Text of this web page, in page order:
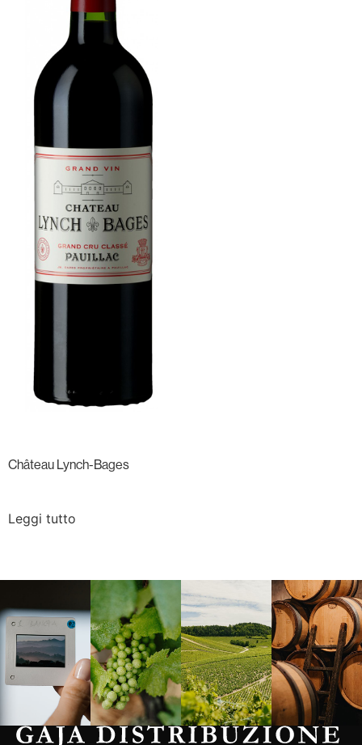
Château Lynch-Bages
Leggi tutto
Langa, 1977 Borgogna,
Francia
Borgogna,
Francia
Instagram